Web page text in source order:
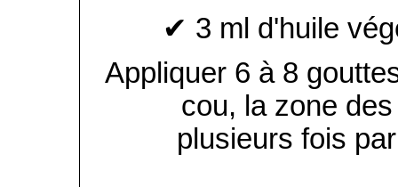
✔ 3 ml d'huile
Appliquer 6 à 8
cou, la zone
plusieurs fois